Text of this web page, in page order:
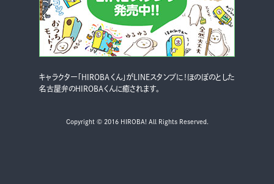
キャラクター「HIROBAくん」がLINEスタンプに！ほのぼのとした
名古屋弁のHIROBAくんに癒されます。
Copyright © 2016 HIROBA! All Rights Reserved.